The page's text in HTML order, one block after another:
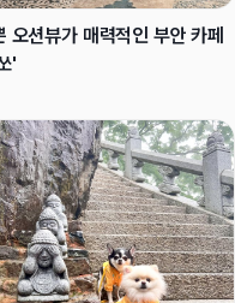
오션뷰가 매력적인 부안 카페
'